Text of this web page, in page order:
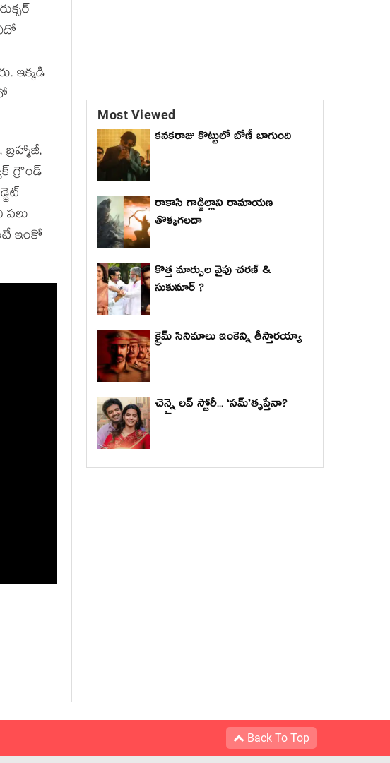
ఇక్కడి
గ్రౌండ్
పలు
ఇంకో
Most Viewed
కనకరాజు కొట్టులో బోణీ బాగుంది
రాకాసి గాడ్జిల్లాని రామాయణ
తొక్కగలదా
కొత్త మార్పుల వైపు చరణ్ &
సుకుమార్ ?
క్రైమ్ సినిమాలు ఇంకెన్ని తీస్తారయ్యా
చెన్నై లవ్ స్టోరీ... ‘సమ్’తృప్తేనా?
Back To Top